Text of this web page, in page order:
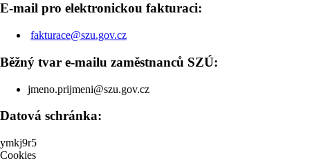
E-mail pro elektronickou fakturaci:
fakturace@szu.gov.cz
Běžný tvar e-mailu zaměstnanců SZÚ:
jmeno.prijmeni@szu.gov.cz
Datová schránka:
ymkj9r5
Cookies